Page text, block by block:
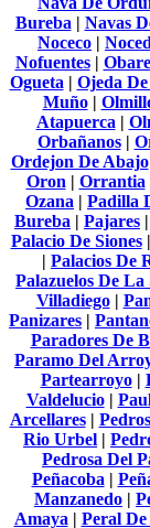
Bureba| Navas
Noceco |
Nofuentes|
Ogueta| Ojeda
Muño|
Atapuerca|
Orbañanos|
Ordejon De Abajo
Oron| Orrantia
Ozana | Padilla
Bureba | Pajares |
Palacio De Siones|
| Palacios De
Palazuelos De La
Villadiego|
Panizares |
Paradores De
Paramo Del
Partearroyo|
Valdelucio|
Arcellares|
Rio Urbel |
Pedrosa Del
Peñacoba|
Manzanedo |
Amaya| Peral